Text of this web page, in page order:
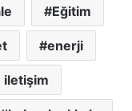
Eğitim
enerji
iletişim